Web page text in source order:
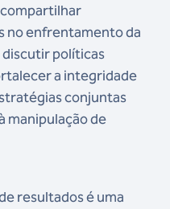
no enfrentamento da
discutir políticas
a integridade
conjuntas
manipulação de
resultados é uma